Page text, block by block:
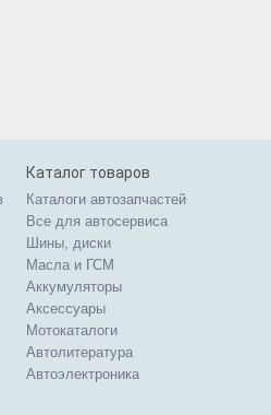
Каталог товаров
Каталоги автозапчастей
Все для автосервиса
Шины, диски
Масла и ГСМ
Аккумуляторы
Аксессуары
Мотокаталоги
Автолитература
Автоэлектроника